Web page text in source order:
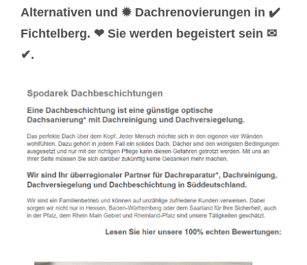
Alternativen und ✹ Dachrenovierungen in ✔️
Fichtelberg. ❤ Sie werden begeistert sein ✉
✔.